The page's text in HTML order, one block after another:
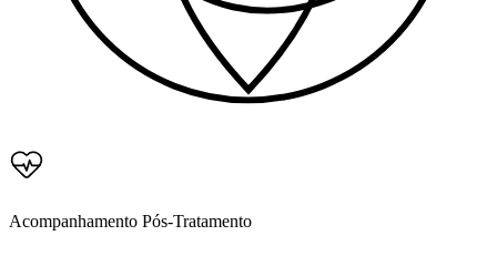
Acompanhamento Pós-Tratamento